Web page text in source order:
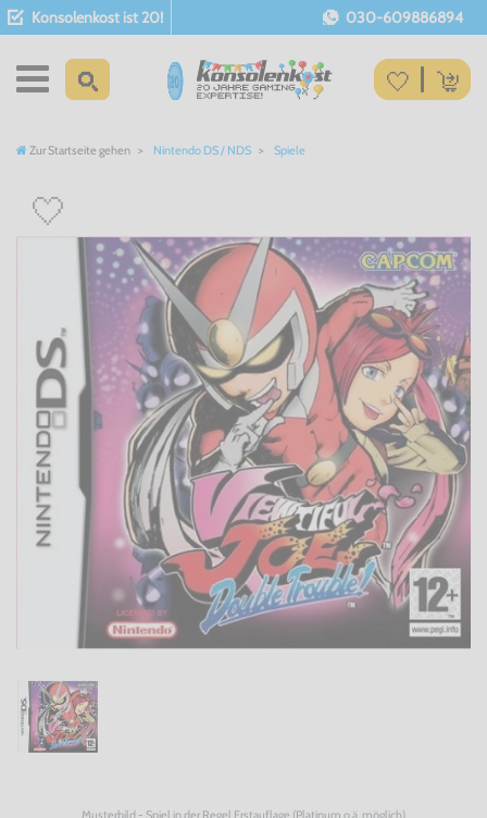
Konsolenkost ist 20! 030-609886894
Zur Startseite gehen Nintendo DS / NDS Spiele
Musterbild - Spiel in der Regel Erstauflage (Platinum o.ä. möglich)